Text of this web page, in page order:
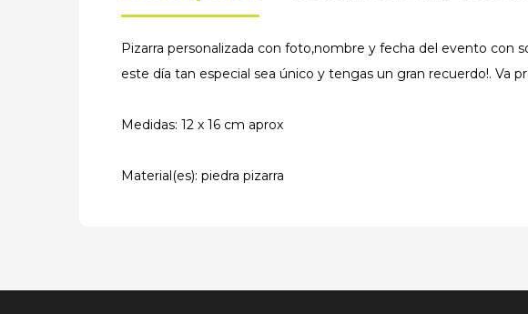
Pizarra personalizada con foto,nombre y fecha del evento con
este día tan especial sea único y tengas un gran recuerdo!. Va
Medidas: 12 x 16 cm aprox
Material(es): piedra pizarra